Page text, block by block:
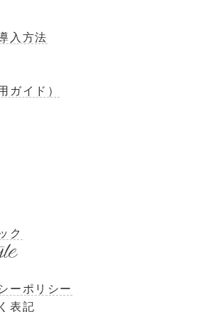
入方法
ガイド）
ク
ーポリシー
表記